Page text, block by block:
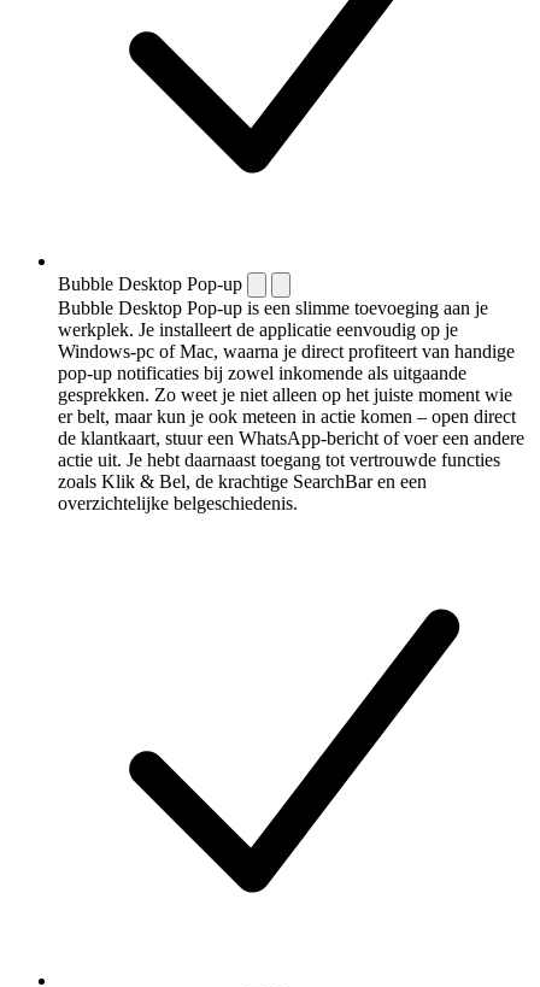
Bubble Desktop Pop-up
Bubble Desktop Pop-up is een slimme toevoeging aan je
werkplek. Je installeert de applicatie eenvoudig op je
Windows-pc of Mac, waarna je direct profiteert van handige
pop-up notificaties bij zowel inkomende als uitgaande
gesprekken. Zo weet je niet alleen op het juiste moment wie
er belt, maar kun je ook meteen in actie komen – open direct
de klantkaart, stuur een WhatsApp-bericht of voer een andere
actie uit. Je hebt daarnaast toegang tot vertrouwde functies
zoals Klik & Bel, de krachtige SearchBar en een
overzichtelijke belgeschiedenis.